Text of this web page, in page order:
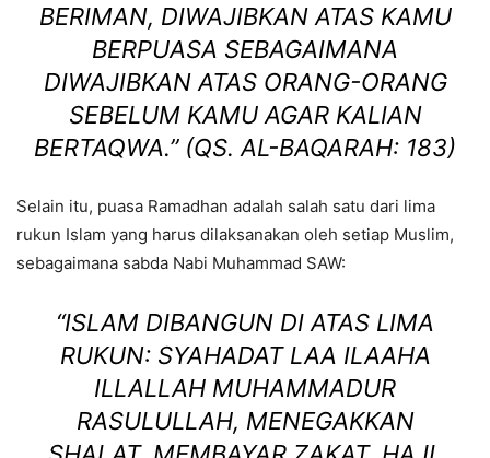
BERIMAN, DIWAJIBKAN ATAS KAMU
BERPUASA SEBAGAIMANA
DIWAJIBKAN ATAS ORANG-ORANG
SEBELUM KAMU AGAR KALIAN
BERTAQWA.”(QS. AL-BAQARAH: 183)
Selain itu, puasa Ramadhan adalah salah satu dari lima
rukun Islam yang harus dilaksanakan oleh setiap Muslim,
sebagaimana sabda Nabi Muhammad SAW:
“ISLAM DIBANGUN DI ATAS LIMA
RUKUN: SYAHADAT LAA ILAAHA
ILLALLAH MUHAMMADUR
RASULULLAH, MENEGAKKAN